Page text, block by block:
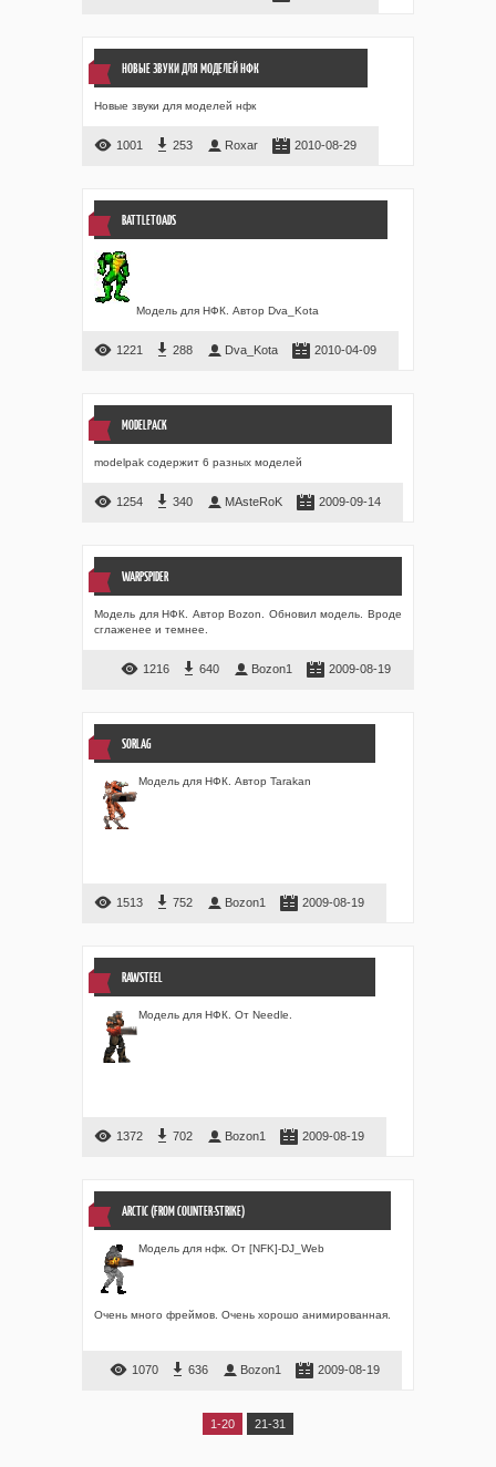
НОВЫЕ ЗВУКИ ДЛЯ МОДЕЛЕЙ НФК
Новые звуки для моделей нфк
1001 253 Roxar 2010-08-29
BATTLETOADS
Модель для НФК. Автор Dva_Kota
1221 288 Dva_Kota 2010-04-09
MODELPACK
modelpak содержит 6 разных моделей
1254 340 MAsteRoK 2009-09-14
WARPSPIDER
Модель для НФК. Автор Bozon. Обновил модель. Вроде
сглаженее и темнее.
1216 640 Bozon1 2009-08-19
SORLAG
Модель для НФК. Автор Tarakan
1513 752 Bozon1 2009-08-19
RAWSTEEL
Модель для НФК. От Needle.
1372 702 Bozon1 2009-08-19
ARCTIC (FROM COUNTER-STRIKE)
Модель для нфк. От [NFK]-DJ_Web
Очень много фреймов. Очень хорошо анимированная.
1070 636 Bozon1 2009-08-19
1-20 21-31